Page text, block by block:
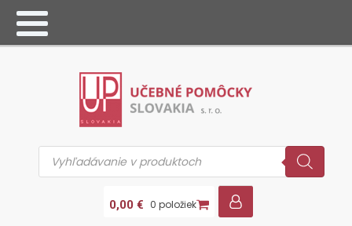
Products
search
0,00 € 0 položiek